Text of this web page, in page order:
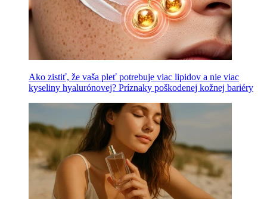
Ako zistiť, že vaša pleť potrebuje viac lipidov a nie viac
kyseliny hyalurónovej? Príznaky poškodenej kožnej bariéry